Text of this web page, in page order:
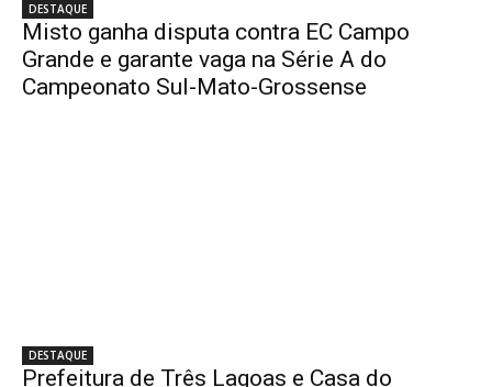
DESTAQUE
Misto ganha disputa contra EC Campo
Grande e garante vaga na Série A do
Campeonato Sul-Mato-Grossense
DESTAQUE
Prefeitura de Três Lagoas e Casa do